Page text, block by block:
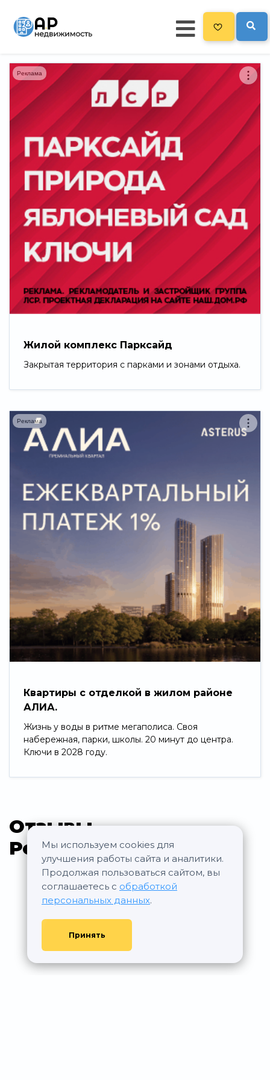
Мы используем cookies для
улучшения работы сайта и аналитики.
Продолжая пользоваться сайтом, вы
соглашаетесь с обработкой
персональных данных.
Принять
Главная
Все новостройки 3300
Новостройки на карте
Блог
Черный список ЖК
Рекламодателям
Политика конфиденциальности
Карта сайта
Жилой комплекс Парксайд
Закрытая территория с парками и зонами отдыха.
Реклама
Квартиры с отделкой в жилом районе
АЛИА.
Жизнь у воды в ритме мегаполиса. Своя
набережная, парки, школы. 20 минут до центра.
Ключи в 2028 году.
Реклама
Отзывы
Рождественский